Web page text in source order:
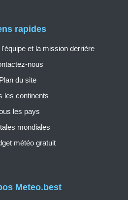
Meteo.best
rapides
et la mission derrière
nous
Plan du site
les continents
les pays
mondiales
météo gratuit